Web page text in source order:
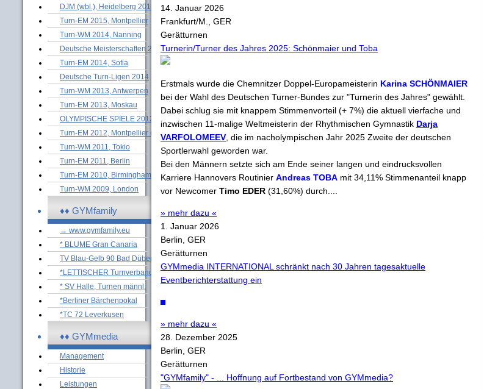
DJM (wbl.), Heidelberg 2015
Turn-EM 2015, Montpellier
Turn-WM 2014, Nanning
Deutsche Meisterschaften 2014
Turn-EM 2014, Sofia
Deutsche Turn-Ligen 2014
Turn-WM 2013, Antwerpen
Turn-EM 2013, Moskau
OLYMPISCHE SPIELE 2012
Turn-EM 2012, Montpellier (M)
Turn-WM 2011, Tokio
Turn-EM 2011, Berlin
Turn-EM 2010, Birmingham (M)
Turn-WM 2009, London
♦♦ GYMfamily
→ www.gymfamily.eu
* BLUME Gran Canaria
TV Blau-Gelb 90 Bad Düben
*LETTISCHER Turnverband
* SV Halle, Turnen männl.
*Berliner Bärchenpokal
*TC 72 Leverkusen
♦♦ GYMmedia
Management
Historie
Leistungen
14. Januar 2026
Frankfurt/M., GER
Gerätturnen
Turnerin/Turner des Jahres 2025: Schönmaier und Toba
Erstmals wurde die Chemnitzer Doppel-Europameisterin Karina SCHÖNMAIER
bei der Wahl des Deutschen Turner-Bundes zur "Turnerin des Jahres" gewählt.
Dabei schlug sie mit knappem Stimmenvorteil (+ 7%) die aktuell vierfache und
inzwischen 11-malige Weltmeisterin der Rhythmischen Gymnastik Darja
VARFOLOMEEV , die im nacholympischen Jahr 2025 Zweite der deutschen
Sportlerwahl geworden war.
Bei den Männern setzte sich am Ende seiner langen und eindrucksvollen
Karriere Hannovers Routinier Andreas TOBA mit 34,11% Stimmenanteil knapp
vor Newcomer Timo EDER (31,60%) durch....
» mehr dazu «
1. Januar 2026
Berlin, GER
Gerätturnen
GYMmedia INTERNATIONAL schränkt nach 30 Jahren tagesaktuelle
Eventberichterstattung ein
» mehr dazu «
28. Dezember 2025
Berlin, GER
Gerätturnen
"GYMfamily" - ... Hoffnung auf Fortbestand von GYMmedia?